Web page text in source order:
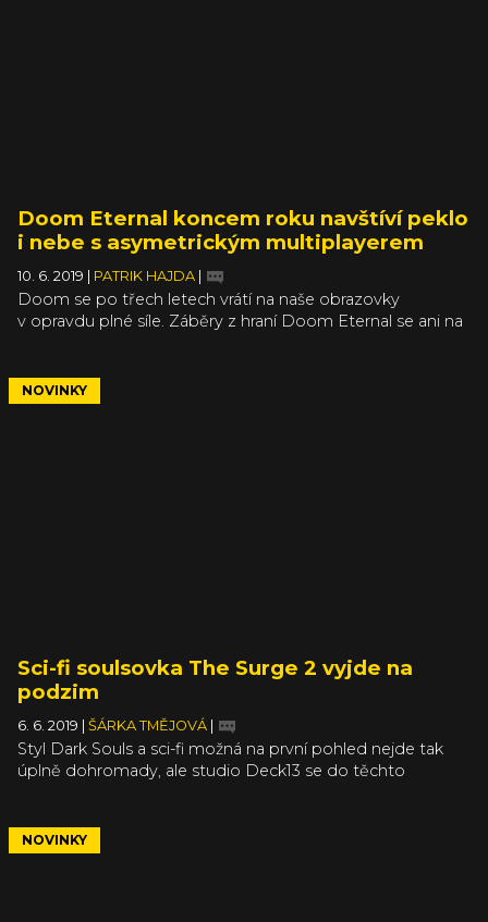
Doom Eternal koncem roku navštíví peklo
i nebe s asymetrickým multiplayerem
10. 6. 2019 PATRIK HAJDA
Doom se po třech letech vrátí na naše obrazovky
v opravdu plné síle. Záběry z hraní Doom Eternal se ani na
démony (a možná i anděly), které se na něj valí ze všech
stran. Kromě singleplayerové části se představil i zbrusu
NOVINKY
Sci-fi soulsovka The Surge 2 vyjde na
podzim
6. 6. 2019 ŠÁRKA TMĚJOVÁ
Styl Dark Souls a sci-fi možná na první pohled nejde tak
úplně dohromady, ale studio Deck13 se do těchto
zaměří na odsekávání jednotlivých končetin a dalších
vychytávek. Zároveň oznamují datum vydání a
NOVINKY